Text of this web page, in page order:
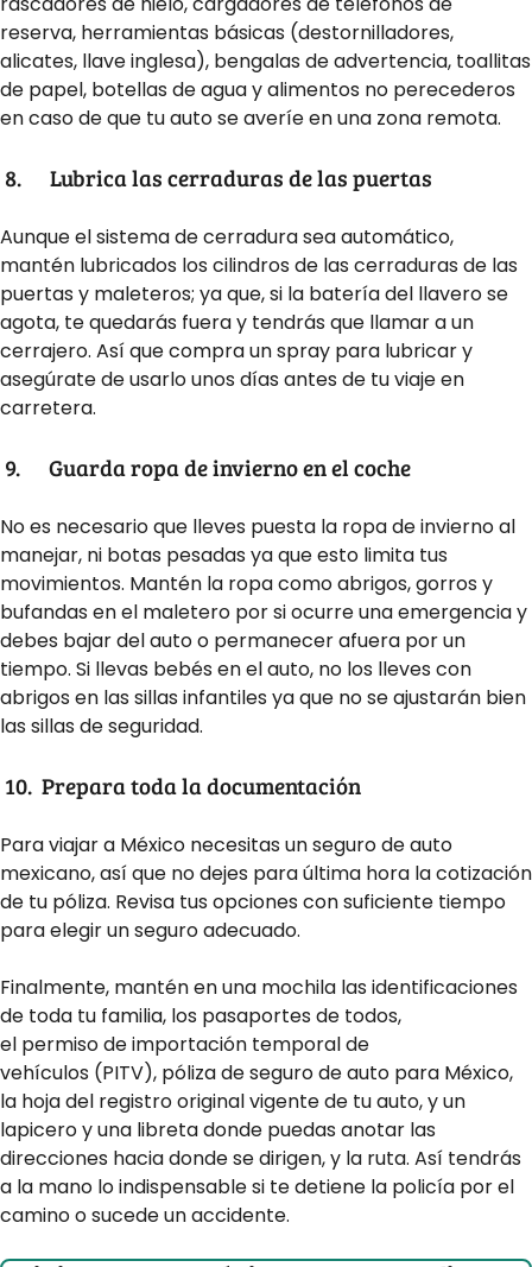
reserva, herramientas básicas (destornilladores,
alicates, llave inglesa), bengalas de advertencia, toallitas
de papel, botellas de agua y alimentos no perecederos
en caso de que tu auto se averíe en una zona remota.
8. Lubrica las cerraduras de las puertas
Aunque el sistema de cerradura sea automático,
mantén lubricados los cilindros de las cerraduras de las
puertas y maleteros; ya que, si la batería del llavero se
agota, te quedarás fuera y tendrás que llamar a un
cerrajero. Así que compra un spray para lubricar y
asegúrate de usarlo unos días antes de tu viaje en
carretera.
9. Guarda ropa de invierno en el coche
No es necesario que lleves puesta la ropa de invierno al
manejar, ni botas pesadas ya que esto limita tus
movimientos. Mantén la ropa como abrigos, gorros y
bufandas en el maletero por si ocurre una emergencia y
debes bajar del auto o permanecer afuera por un
tiempo. Si llevas bebés en el auto, no los lleves con
abrigos en las sillas infantiles ya que no se ajustarán bien
las sillas de seguridad.
10. Prepara toda la documentación
Para viajar a México necesitas un seguro de auto
mexicano, así que no dejes para última hora la cotización
de tu póliza. Revisa tus opciones con suficiente tiempo
para elegir un seguro adecuado.
Finalmente, mantén en una mochila las identificaciones
de toda tu familia, los pasaportes de todos,
el permisode importación temporal de
vehículos (PITV), póliza de seguro de auto para México,
la hoja del registro original vigente de tu auto, y un
lapicero y una libreta donde puedas anotar las
direcciones hacia donde se dirigen, y la ruta. Así tendrás
a la mano lo indispensable si te detiene la policía por el
camino o sucede un accidente.